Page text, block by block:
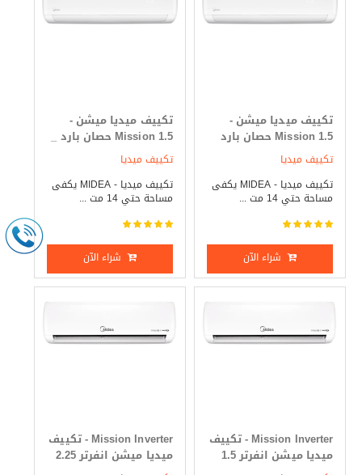
تكييف ميديا ميشن -
Mission 1.5 حصان بارد
فقط
تكييف ميديا
تكييف ميديا - MIDEA يكفى
مساحة حتي 14 مت ...
شراء الآن
تكييف ميديا ميشن -
Mission 1.5 حصان بارد _
ساخن
تكييف ميديا
تكييف ميديا - MIDEA يكفى
مساحة حتي 14 مت ...
شراء الآن
Mission Inverter - تكييف
ميديا ميشن انفرتر 1.5
Mission Inverter - تكييف
ميديا ميشن انفرتر 2.25